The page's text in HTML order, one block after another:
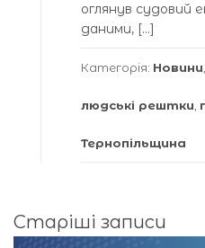
оглянув судовий
даними, […]
Категорія: Новини,
людські рештки,
Тернопільщина
Навігація
за
Старіші записи